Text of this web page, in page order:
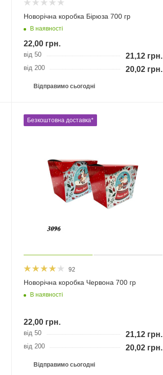
Новорічна коробка Бірюза 700 гр
В наявності
22,00грн.
від 50 21,12грн.
від 200 20,02грн.
Відправимо сьогодні
Безкоштовна доставка*
92
Новорічна коробка Червона 700 гр
В наявності
22,00грн.
від 50 21,12грн.
від 200 20,02грн.
Відправимо сьогодні